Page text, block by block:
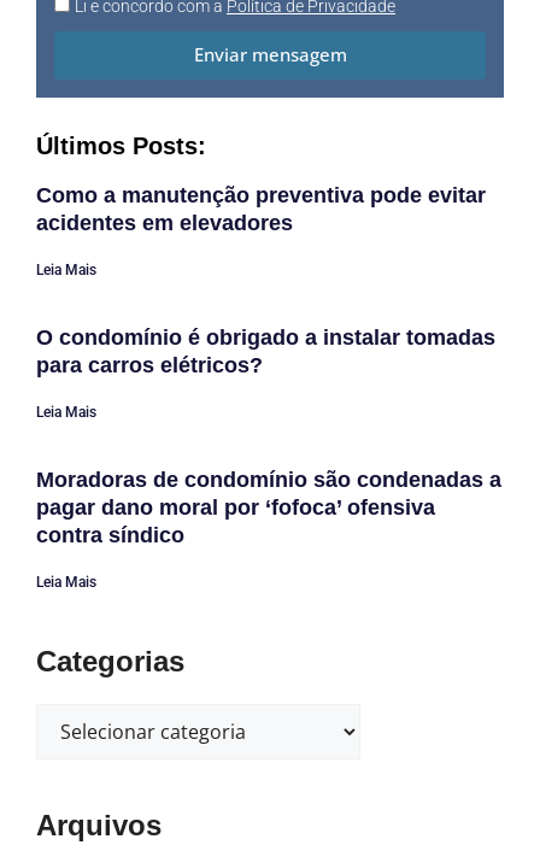
Li e concordo com a Política de Privacidade
Enviar mensagem
Últimos Posts:
Como a manutenção preventiva pode evitar
acidentes em elevadores
Leia Mais
O condomínio é obrigado a instalar tomadas
para carros elétricos?
Leia Mais
Moradoras de condomínio são condenadas a
pagar dano moral por ‘fofoca’ ofensiva
contra síndico
Leia Mais
Categorias
Arquivos